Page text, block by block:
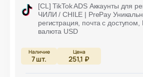
[CL] TikTok ADS Аккаунты для
ЧИЛИ / CHILE | PrePay
регистрация, почта с
валюта USD
7шт. 251,1 ₽